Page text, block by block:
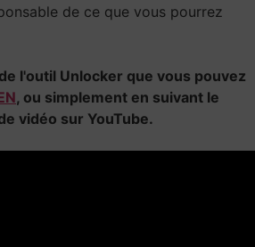
de ce que vous pourrez
l'outil Unlocker que vous pouvez
, ou simplement en suivant le
vidéo sur YouTube.